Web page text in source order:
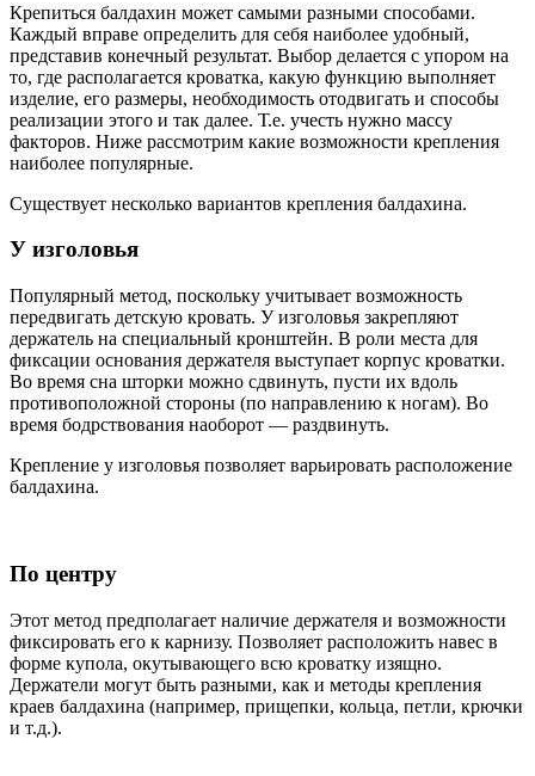
Крепиться балдахин может самыми разными способами.
Каждый вправе определить для себя наиболее удобный,
представив конечный результат. Выбор делается с упором на
то, где располагается кроватка, какую функцию выполняет
изделие, его размеры, необходимость отодвигать и способы
реализации этого и так далее. Т.е. учесть нужно массу
факторов. Ниже рассмотрим какие возможности крепления
наиболее популярные.
Существует несколько вариантов крепления балдахина.
У изголовья
Популярный метод, поскольку учитывает возможность
передвигать детскую кровать. У изголовья закрепляют
держатель на специальный кронштейн. В роли места для
фиксации основания держателя выступает корпус кроватки.
Во время сна шторки можно сдвинуть, пусти их вдоль
противоположной стороны (по направлению к ногам). Во
время бодрствования наоборот — раздвинуть.
Крепление у изголовья позволяет варьировать расположение
балдахина.
По центру
Этот метод предполагает наличие держателя и возможности
фиксировать его к карнизу. Позволяет расположить навес в
форме купола, окутывающего всю кроватку изящно.
Держатели могут быть разными, как и методы крепления
краев балдахина (например, прищепки, кольца, петли, крючки
и т.д.).